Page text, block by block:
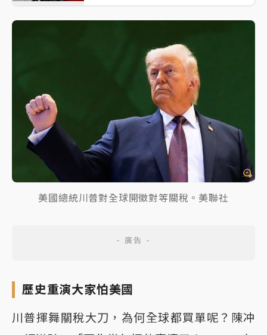
美國總統川普對全球開徵對等關稅。美聯社
歷史重演大家怕美國
川普揮舞關稅大刀，為何全球都買單呢？陳冲